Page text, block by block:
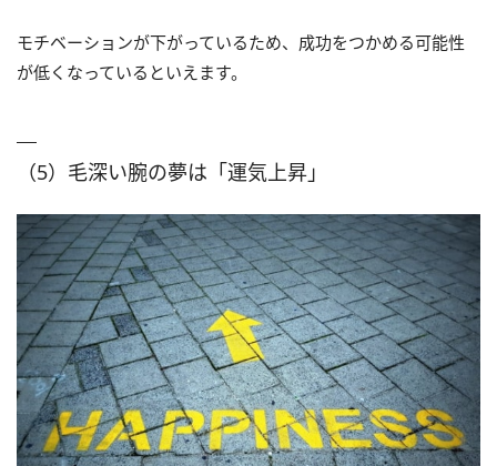
モチベーションが下がっているため、成功をつかめる可能性
が低くなっているといえます。
（5）毛深い腕の夢は「運気上昇」